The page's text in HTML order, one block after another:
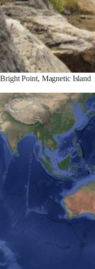
Bright Point, Magnetic Island